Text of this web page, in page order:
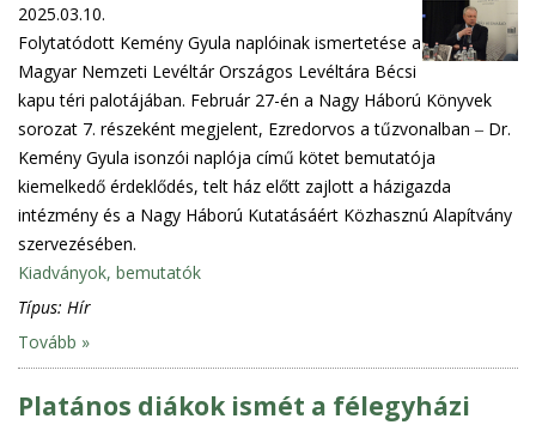
2025.03.10.
Folytatódott Kemény Gyula naplóinak ismertetése a
Magyar Nemzeti Levéltár Országos Levéltára Bécsi
kapu téri palotájában. Február 27-én a Nagy Háború Könyvek
sorozat 7. részeként megjelent, Ezredorvos a tűzvonalban ‒ Dr.
Kemény Gyula isonzói naplója című kötet bemutatója
kiemelkedő érdeklődés, telt ház előtt zajlott a házigazda
intézmény és a Nagy Háború Kutatásáért Közhasznú Alapítvány
szervezésében.
Kiadványok, bemutatók
Típus: Hír
Tovább »
Platános diákok ismét a félegyházi